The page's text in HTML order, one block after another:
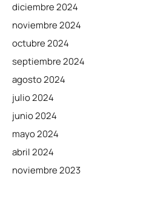
diciembre 2024
noviembre 2024
octubre 2024
septiembre 2024
agosto 2024
julio 2024
junio 2024
mayo 2024
abril 2024
noviembre 2023